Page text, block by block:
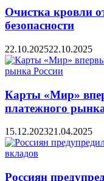
Очистка кровли
безопасности
22.10.202522.10.2025
Карты «Мир»
платежного
15.12.202321.04.2025
Россиян